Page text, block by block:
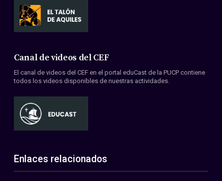
Canal de videos del CEF
El canal de videos del CEF en el portal eduCast de la PUCP contiene
todos los videos disponibles de nuestras actividades.
Enlaces relacionados